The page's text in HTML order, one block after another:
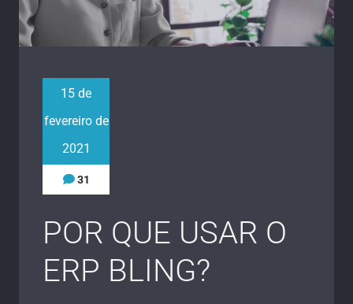
15 de
fevereiro de
2021
31
POR QUE USAR O
ERP BLING?